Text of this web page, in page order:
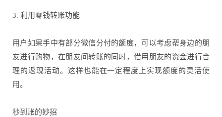
3. 利用零钱转账功能
用户如果手中有部分微信分付的额度，可以考虑帮身边的朋
友进行购物，在朋友间转账的同时，借用朋友的资金进行合
理的返现活动。这样也能在一定程度上实现额度的灵活使
用。
秒到账的妙招